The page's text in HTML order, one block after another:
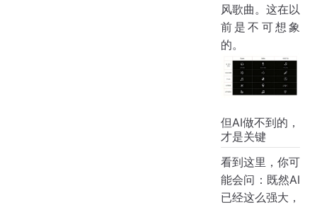
风歌曲。这在以
前是不可想象
的。
但AI做不到的，
才是关键
看到这里，你可
能会问：既然AI
已经这么强大，